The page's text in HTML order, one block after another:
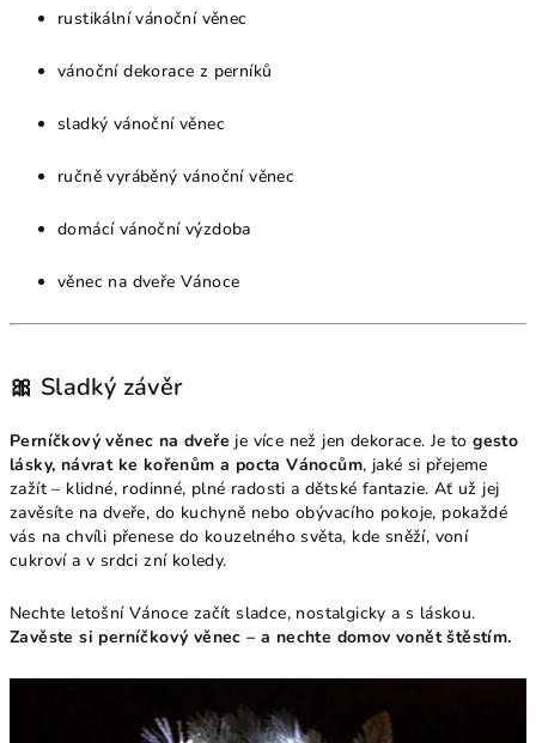
rustikální vánoční věnec
vánoční dekorace z perníků
sladký vánoční věnec
ručně vyráběný vánoční věnec
domácí vánoční výzdoba
věnec na dveře Vánoce
🎀 Sladký závěr
Perníčkový věnec na dveře je více než jen dekorace. Je togesto
lásky, návrat ke kořenům a pocta Vánocům, jaké si přejeme
zažít – klidné, rodinné, plné radosti a dětské fantazie. Ať už jej
zavěsíte na dveře, do kuchyně nebo obývacího pokoje, pokaždé
vás na chvíli přenese do kouzelného světa, kde sněží, voní
cukroví a v srdci zní koledy.
Nechte letošní Vánoce začít sladce, nostalgicky a s láskou.
Zavěste si perníčkový věnec – a nechte domov vonět štěstím.